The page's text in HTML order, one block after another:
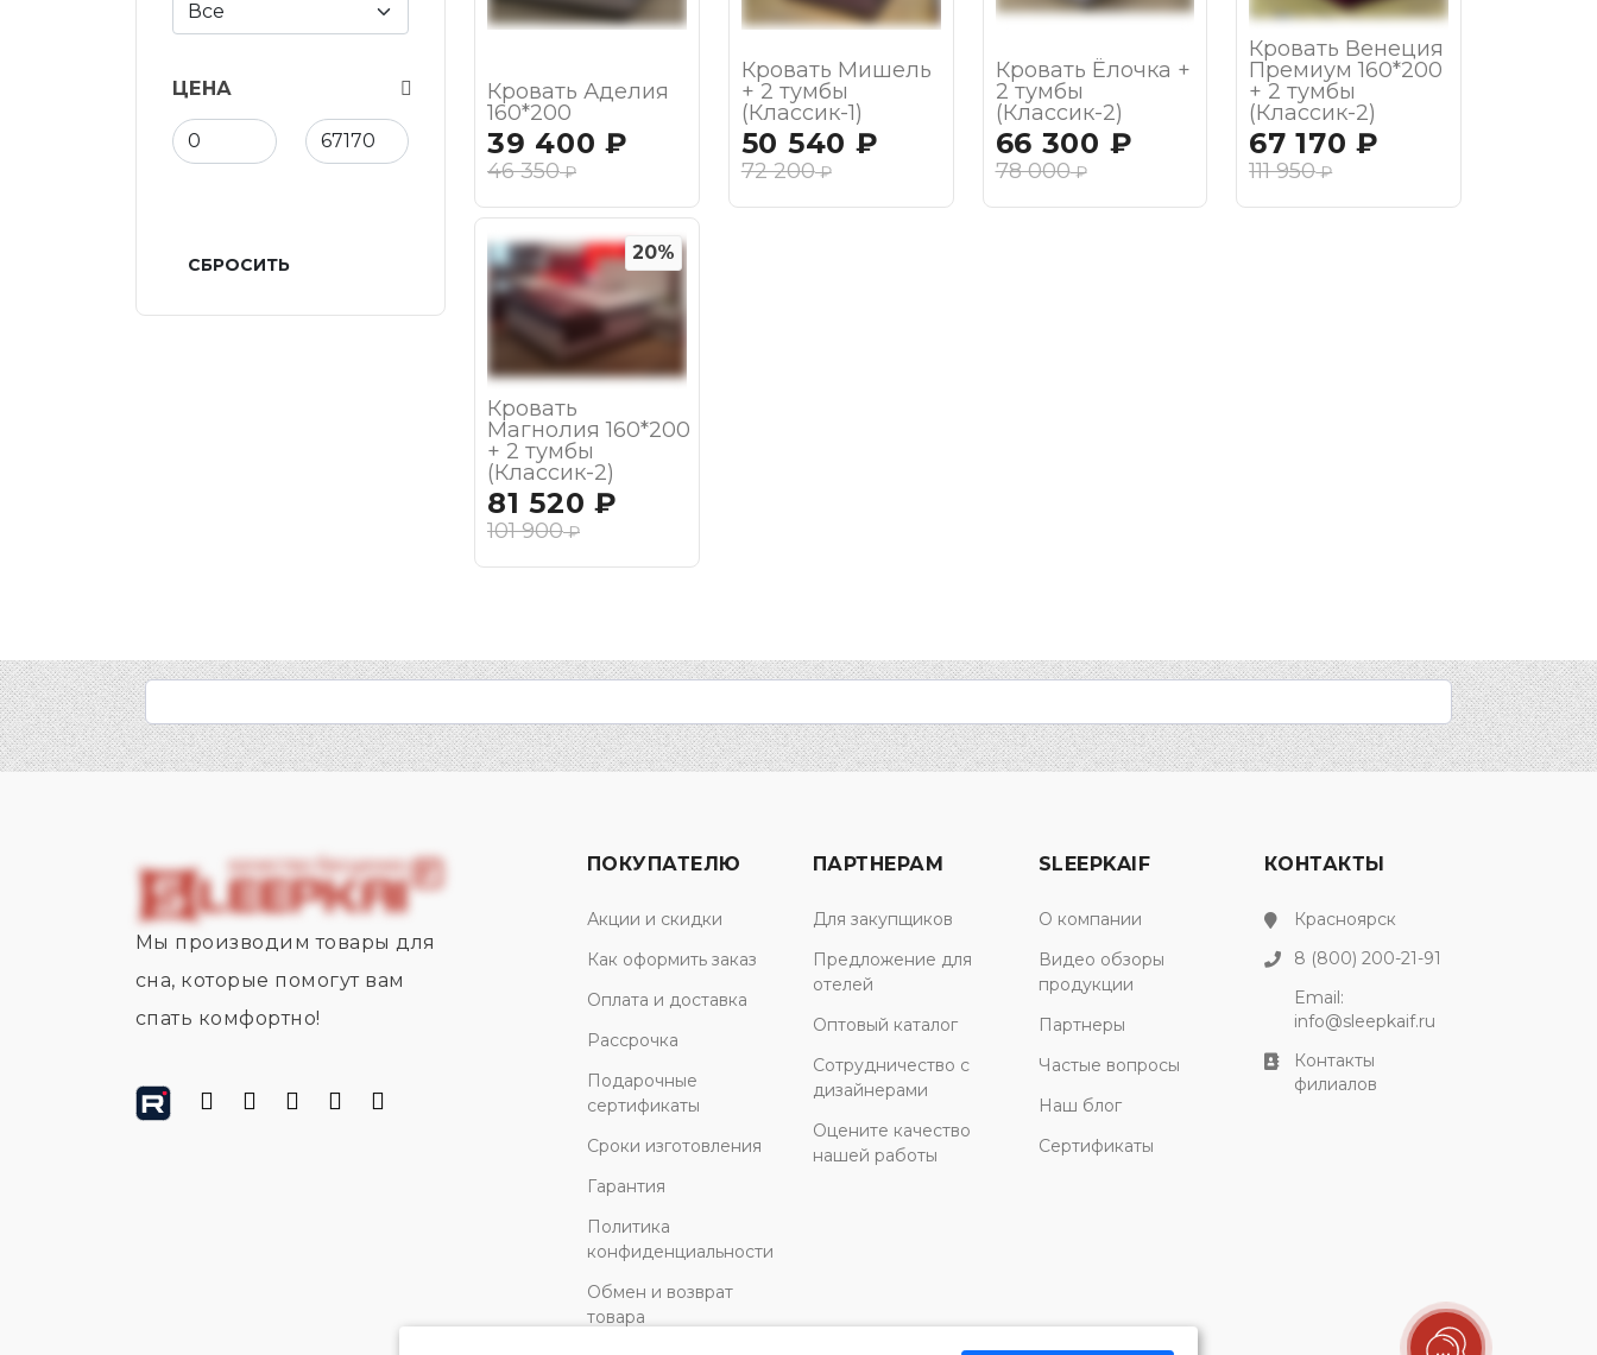
ЦЕНА
СБРОСИТЬ
Кровать Аделия
160*200
39 400 ₽
46 350₽
Кровать Мишель
+ 2 тумбы
(Классик-1)
50 540 ₽
72 200₽
Кровать Ёлочка +
2 тумбы
(Классик-2)
66 300 ₽
78 000₽
Кровать Венеция
Премиум 160*200
+ 2 тумбы
(Классик-2)
67 170 ₽
111 950₽
20%
Кровать
Магнолия 160*200
+ 2 тумбы
(Классик-2)
81 520 ₽
101 900₽
Мы производим товары для
сна, которые помогут вам
спать комфортно!
ПОКУПАТЕЛЮ
Акции и скидки
Как оформить заказ
Оплата и доставка
Рассрочка
Подарочные
сертификаты
Сроки изготовления
Гарантия
Политика
конфиденциальности
Обмен и возврат
товара
ПАРТНЕРАМ
Для закупщиков
Предложение для
отелей
Оптовый каталог
Сотрудничество с
дизайнерами
Оцените качество
нашей работы
SLEEPKAIF
О компании
Видео обзоры
продукции
Партнеры
Частые вопросы
Наш блог
Сертификаты
КОНТАКТЫ
Красноярск
8 (800) 200-21-91
Email:
info@sleepkaif.ru
Контакты
филиалов